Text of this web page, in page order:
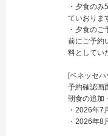
・夕食の
ていおりま
・夕食の
前にご予約
料としてい
[ベネッセ
予約確認画
朝食の追加
・2026年7
・2026年8